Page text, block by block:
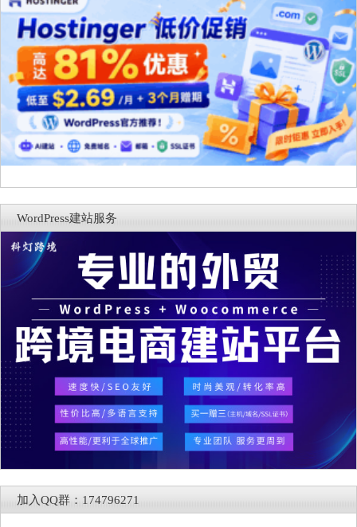
WordPress建站服务
加入QQ群：174796271